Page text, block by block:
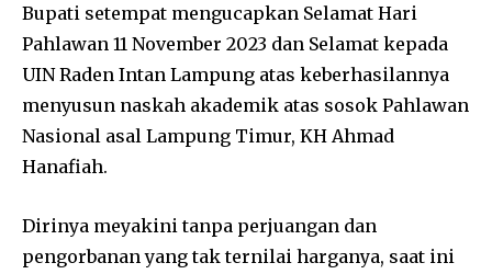
Bupati setempat mengucapkan Selamat Hari
Pahlawan 11 November 2023 dan Selamat kepada
UIN Raden Intan Lampung atas keberhasilannya
menyusun naskah akademik atas sosok Pahlawan
Nasional asal Lampung Timur, KH Ahmad
Hanafiah.
Dirinya meyakini tanpa perjuangan dan
pengorbanan yang tak ternilai harganya, saat ini